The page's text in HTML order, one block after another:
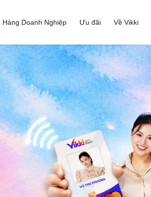
Hàng Doanh Nghiệp Ưu đãi Về Vikki